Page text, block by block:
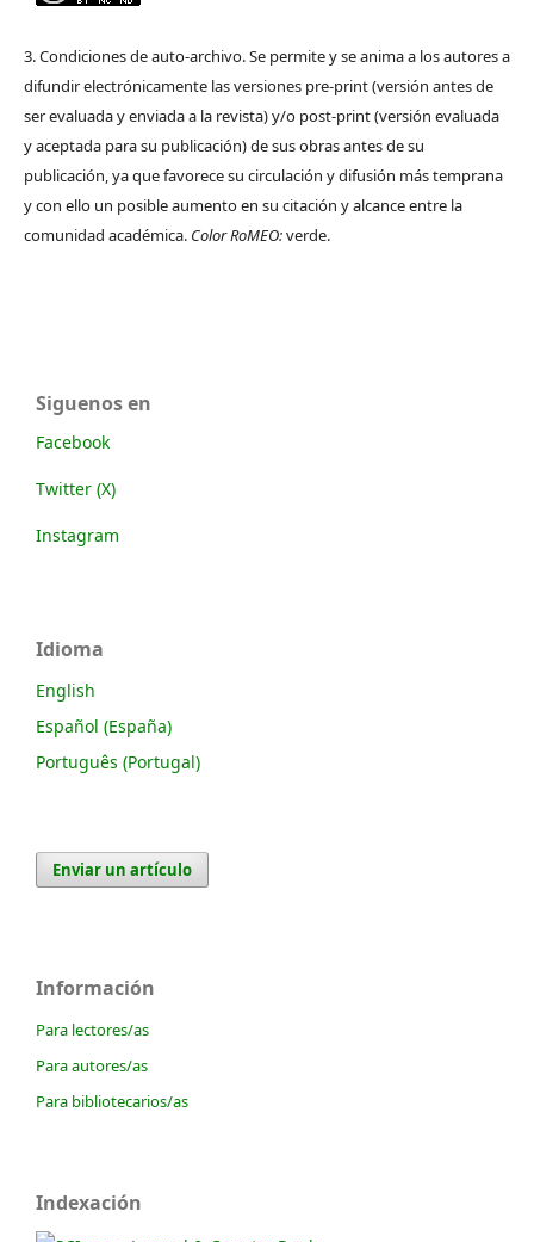
3. Condiciones de auto-archivo. Se permite y se anima a los autores a
difundir electrónicamente las versiones pre-print (versión antes de
ser evaluada y enviada a la revista) y/o post-print (versión evaluada
y aceptada para su publicación) de sus obras antes de su
publicación, ya que favorece su circulación y difusión más temprana
y con ello un posible aumento en su citación y alcance entre la
comunidad académica. Color RoMEO:verde.
Siguenos en
Facebook
Twitter (X)
Instagram
Idioma
English
Español (España)
Português (Portugal)
Enviar un artículo
Información
Para lectores/as
Para autores/as
Para bibliotecarios/as
Indexación